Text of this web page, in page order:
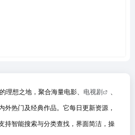
理想之地，聚合海量电影、 电视剧
外热门及经典作品。它每日更新资源，
持智能搜索与分类查找，界面简洁，操